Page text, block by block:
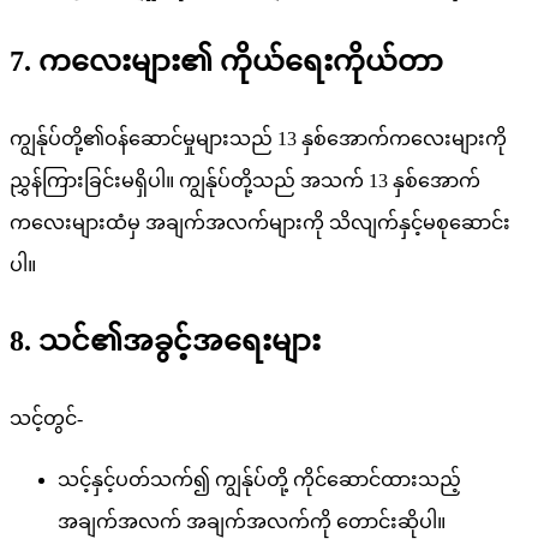
7. ကလေးများ၏ ကိုယ်ရေးကိုယ်တာ
ကျွန်ုပ်တို့၏ဝန်ဆောင်မှုများသည် 13 နှစ်အောက်ကလေးများကို
ညွှန်ကြားခြင်းမရှိပါ။ ကျွန်ုပ်တို့သည် အသက် 13 နှစ်အောက်
ကလေးများထံမှ အချက်အလက်များကို သိလျက်နှင့်မစုဆောင်း
ပါ။
8. သင်၏အခွင့်အရေးများ
သင့်တွင်-
သင့်နှင့်ပတ်သက်၍ ကျွန်ုပ်တို့ ကိုင်ဆောင်ထားသည့်
အချက်အလက် အချက်အလက်ကို တောင်းဆိုပါ။